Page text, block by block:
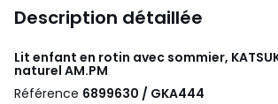
Description détaillée
Lit enfant en rotin avec sommier,
naturel AM.PM
Référence 6899630 / GKA444